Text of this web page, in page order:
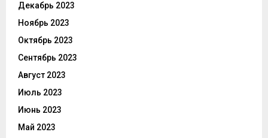
Декабрь 2023
Ноябрь 2023
Октябрь 2023
Сентябрь 2023
Август 2023
Июль 2023
Июнь 2023
Май 2023